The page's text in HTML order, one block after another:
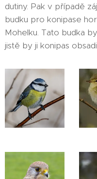
dutiny. Pak v případě
budku pro konipase
Mohelku. Tato budka
jistě by ji konipas